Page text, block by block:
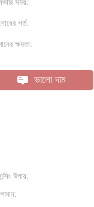
সময়:
শর্ত:
ক্ষমতা:
ভালো দাম
উপায়: